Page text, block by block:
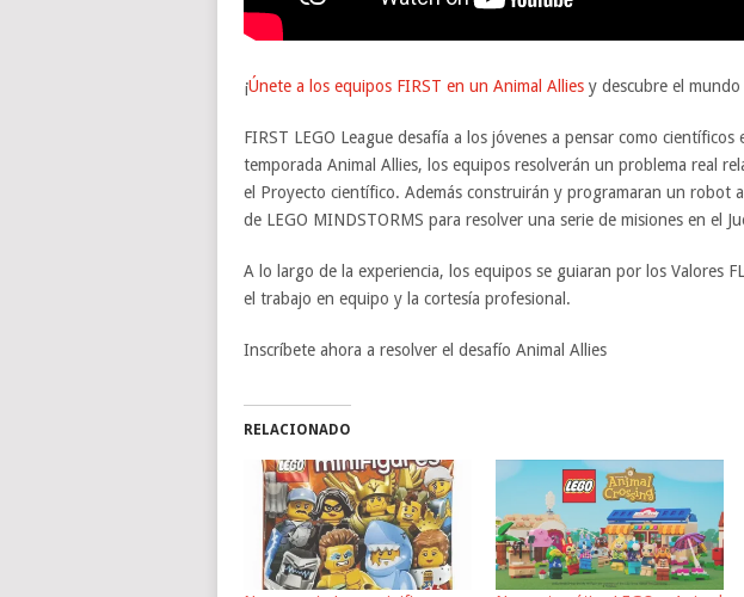
¡Únete a los equipos FIRST en un Animal Alliesy descubre el mundo
FIRST LEGO League desafía a los jóvenes a pensar como
temporada Animal Allies, los equipos resolverán un problema real
el Proyecto científico. Además construirán y programaran un robot
de LEGO MINDSTORMS para resolver una serie de misiones en el
A lo largo de la experiencia, los equipos se guiaran por los Valores
el trabajo en equipo y la cortesía profesional.
Inscríbete ahora a resolver el desafío Animal Allies
RELACIONADO